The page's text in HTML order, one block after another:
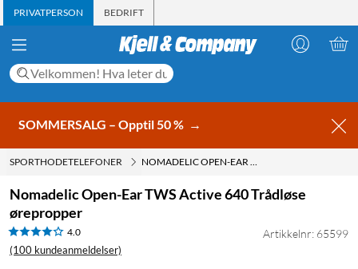
PRIVATPERSON BEDRIFT
SOMMERSALG – Opptil 50 % →
SPORTHODETELEFONER NOMADELIC OPEN-EAR TWS ACTIVE 640 TRÅDLØSE ØREPROPPER
Nomadelic Open-Ear TWS Active 640 Trådløse
ørepropper
4.0
(100 kundeanmeldelser)
Artikkelnr: 65599